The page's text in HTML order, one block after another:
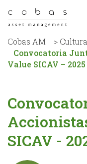
Cobas AM >
Convocatoria
Value SICAV – 2025
SICAV -